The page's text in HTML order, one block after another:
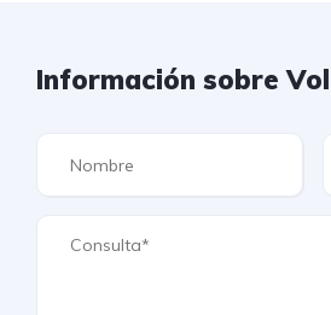
Información sobre